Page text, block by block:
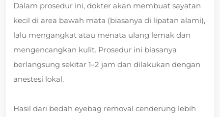
Dalam prosedur ini, dokter akan membuat sayatan
kecil di area bawah mata (biasanya di lipatan alami),
lalu mengangkat atau menata ulang lemak dan
mengencangkan kulit. Prosedur ini biasanya
berlangsung sekitar 1–2 jam dan dilakukan dengan
anestesi lokal.
Hasil dari bedah eyebag removal cenderung lebih